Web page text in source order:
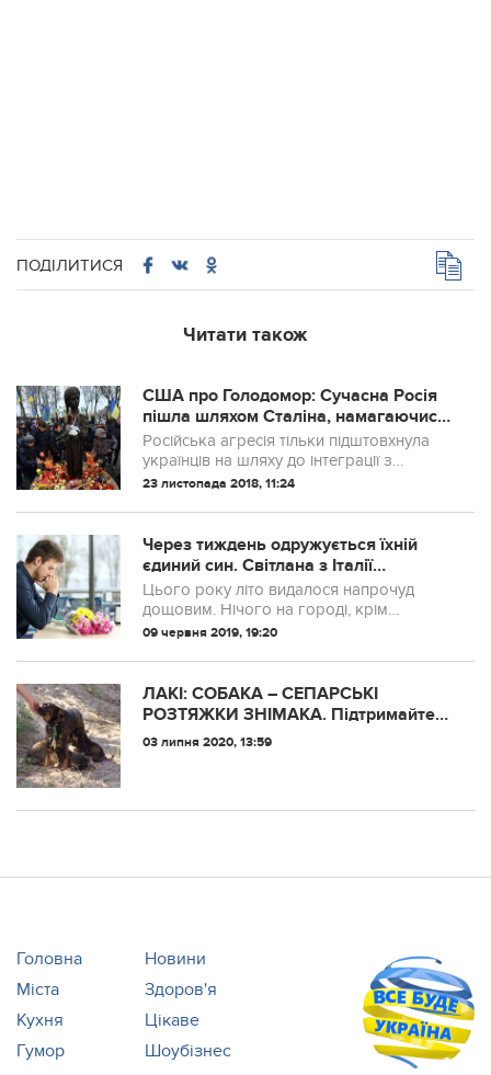
ПОДІЛИТИСЯ
Читати також
США про Голодомор: Сучасна Росія
пішла шляхом Сталіна, намагаючись
знищити Україну
Російська агресія тільки підштовхнула
українців на шляху до інтеграції з
Європою, зазначив Гаррі Каміан
23 листопада 2018, 11:24
Через тиждень одружується їхній
єдиний син. Світлана з Італії
приїжджає сьогодні. -Гoсподи,
допоможи мені знайти потрібні
слова, щоб Світлана мене
Цього року літо видалося напрочуд
дощовим. Нічого на городі, крім
бур’янів, і не вродило. Василь ходив по
майже пустий город і не міг знайти собі
місц...
09 червня 2019, 19:20
ЛАКІ: СОБАКА – СЕПАРСЬКІ
РОЗТЯЖКИ ЗНІМАКА. Підтримайте
песика та тих хто на передовій!
03 липня 2020, 13:59
Головна
Новини
Міста
Здоров'я
Кухня
Цікаве
Гумор
Шоубізнес